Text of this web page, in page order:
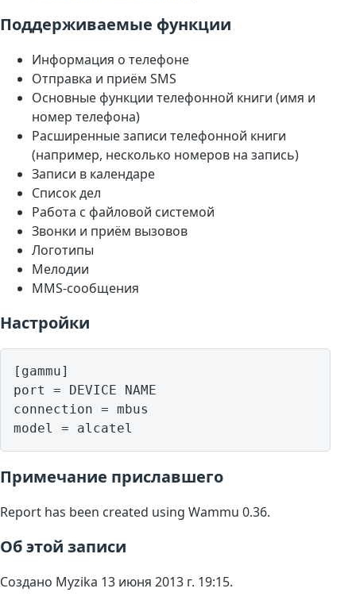
Поддерживаемые функции
Информация о телефоне
Отправка и приём SMS
Основные функции телефонной книги (имя и
номер телефона)
Расширенные записи телефонной книги
(например, несколько номеров на запись)
Записи в календаре
Список дел
Работа с файловой системой
Звонки и приём вызовов
Логотипы
Мелодии
MMS-сообщения
Настройки
[gammu]
port = DEVICE NAME
connection = mbus
model = alcatel
Примечание приславшего
Report has been created using Wammu 0.36.
Об этой записи
Создано Myzika 13 июня 2013 г. 19:15.